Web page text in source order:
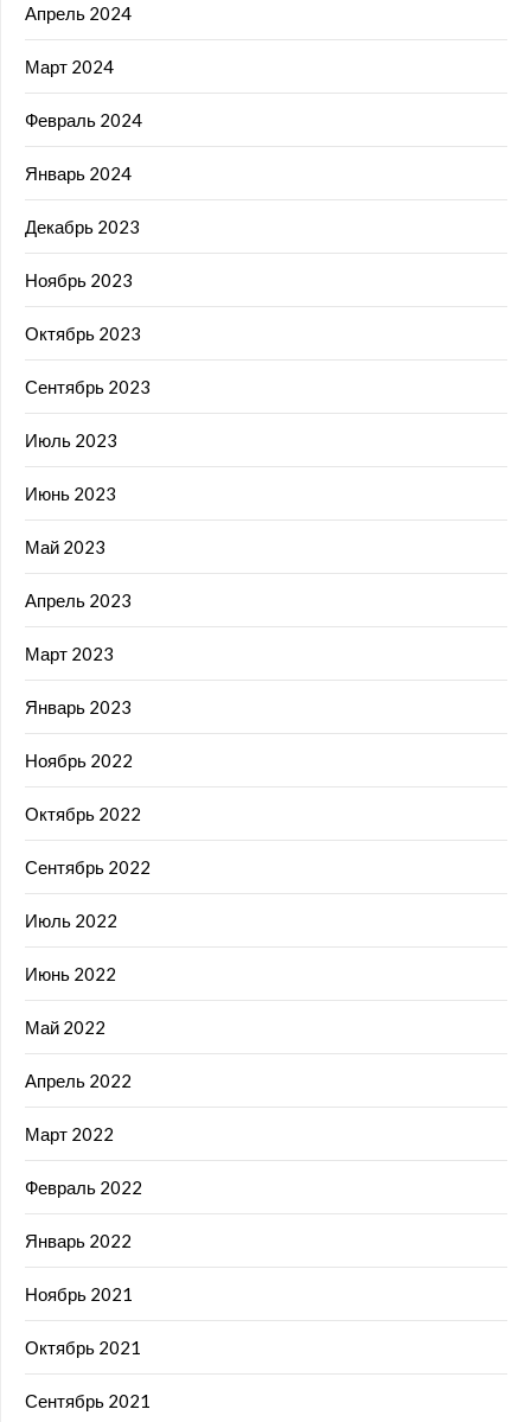
Апрель 2024
Март 2024
Февраль 2024
Январь 2024
Декабрь 2023
Ноябрь 2023
Октябрь 2023
Сентябрь 2023
Июль 2023
Июнь 2023
Май 2023
Апрель 2023
Март 2023
Январь 2023
Ноябрь 2022
Октябрь 2022
Сентябрь 2022
Июль 2022
Июнь 2022
Май 2022
Апрель 2022
Март 2022
Февраль 2022
Январь 2022
Ноябрь 2021
Октябрь 2021
Сентябрь 2021